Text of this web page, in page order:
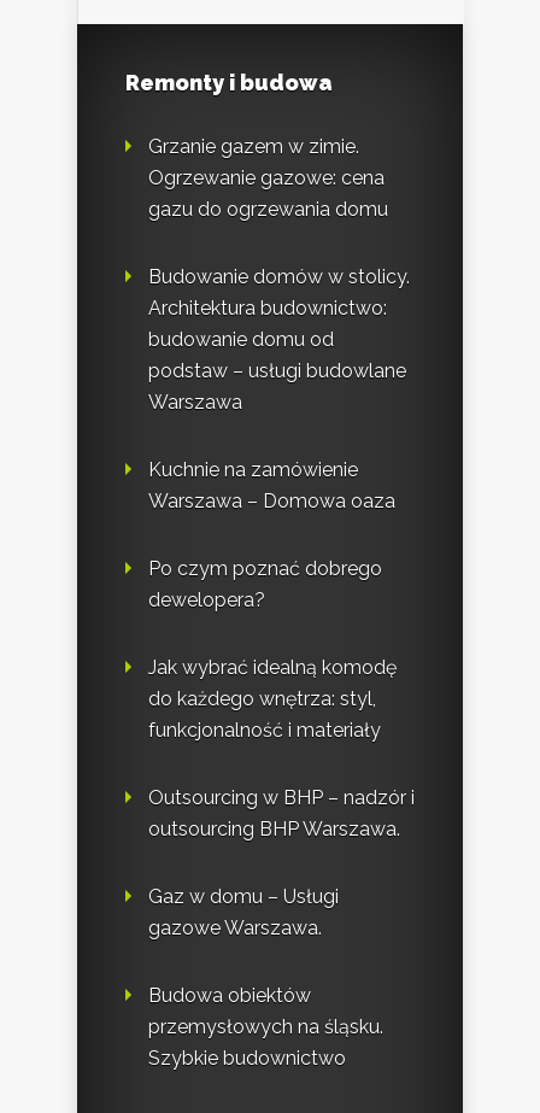
Remonty i budowa
Grzanie gazem w zimie.
Ogrzewanie gazowe: cena
gazu do ogrzewania domu
Budowanie domów w stolicy.
Architektura budownictwo:
budowanie domu od
podstaw – usługi budowlane
Warszawa
Kuchnie na zamówienie
Warszawa – Domowa oaza
Po czym poznać dobrego
dewelopera?
Jak wybrać idealną komodę
do każdego wnętrza: styl,
funkcjonalność i materiały
Outsourcing w BHP – nadzór i
outsourcing BHP Warszawa.
Gaz w domu – Usługi
gazowe Warszawa.
Budowa obiektów
przemysłowych na śląsku.
Szybkie budownictwo